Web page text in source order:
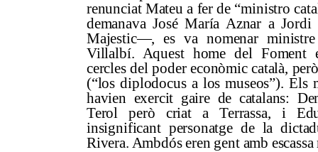
renunciat Mateu a fer de “ministro
demanava José María Aznar a
Majestic—, es va nomenar ministre
Villalbí. Aquest home del Foment
cercles del poder econòmic català,
(“los diplodocus a los museos”). Els
havien exercit gaire de catalans:
Terol però criat a Terrassa, i
insignificant personatge de la
Rivera. Ambdós eren gent amb